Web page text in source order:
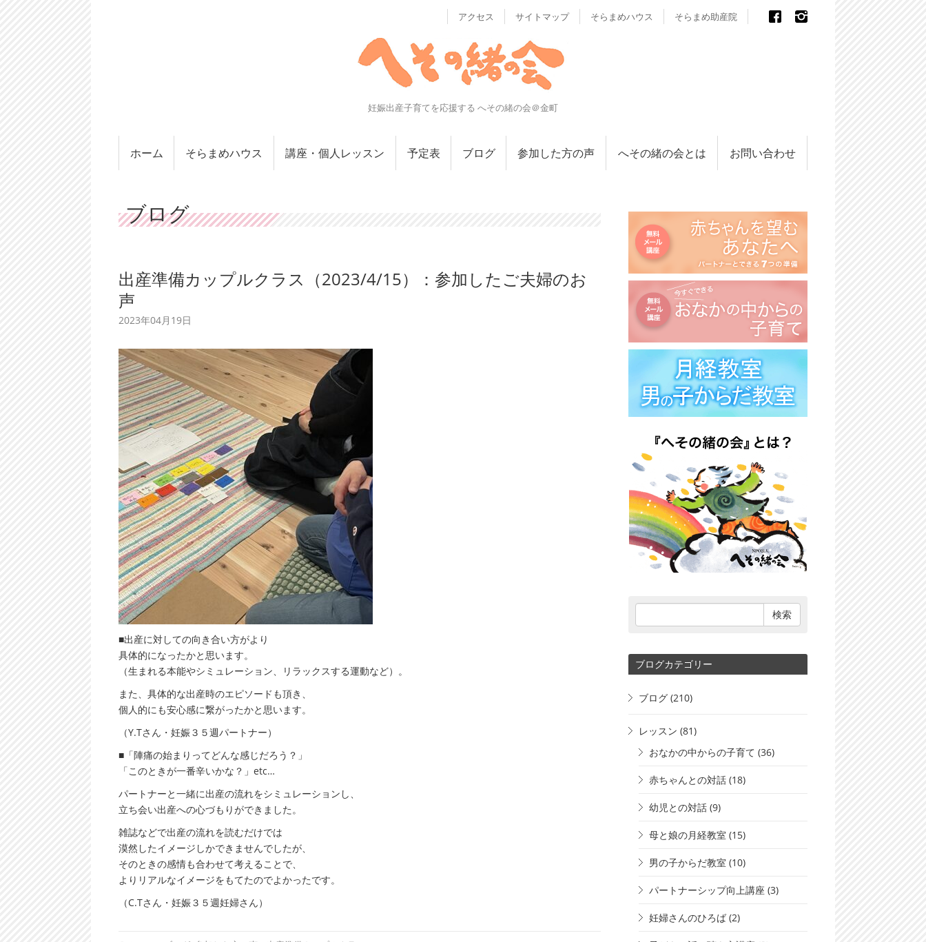
アクセス サイトマップ そらまめハウス そらまめ助産院
妊娠出産子育てを応援する へその緒の会＠金町
ホーム そらまめハウス 講座・個人レッスン 予定表 ブログ 参加した方の声 へその緒の会とは お問い合わせ
ブログ
出産準備カップルクラス（2023/4/15）：参加したご夫婦のお
声
2023年04月19日
■出産に対しての向き合い方がより
具体的になったかと思います。
（生まれる本能やシミュレーション、リラックスする運動など）。
また、具体的な出産時のエピソードも頂き、
個人的にも安心感に繋がったかと思います。
（Y.Tさん・妊娠３５週パートナー）
■「陣痛の始まりってどんな感じだろう？」
「このときが一番辛いかな？」etc…
パートナーと一緒に出産の流れをシミュレーションし、
立ち会い出産への心づもりができました。
雑誌などで出産の流れを読むだけでは
漠然したイメージしかできませんでしたが、
そのときの感情も合わせて考えることで、
よりリアルなイメージをもてたのでよかったです。
（C.Tさん・妊娠３５週妊婦さん）
ブログカテゴリー
ブログ (210)
レッスン (81)
おなかの中からの子育て (36)
赤ちゃんとの対話 (18)
幼児との対話 (9)
母と娘の月経教室 (15)
男の子からだ教室 (10)
パートナーシップ向上講座 (3)
妊婦さんのひろば (2)